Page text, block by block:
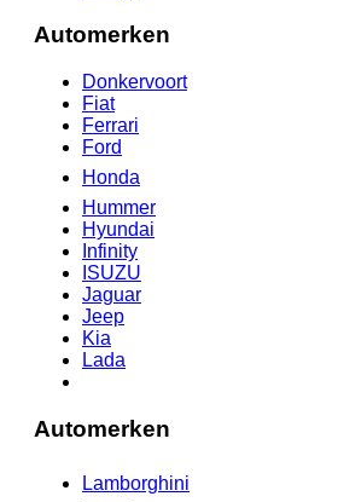
Automerken
Donkervoort
Fiat
Ferrari
Ford
Honda
Hummer
Hyundai
Infinity
ISUZU
Jaguar
Jeep
Kia
Lada
Automerken
Lamborghini